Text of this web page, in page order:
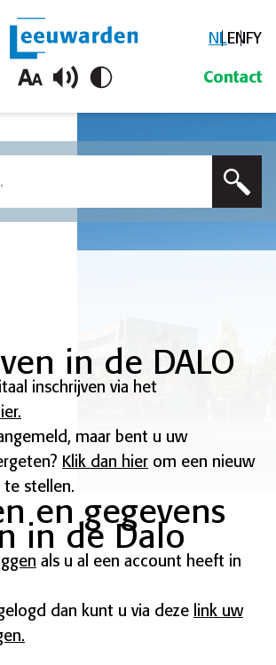
NLENFY
Contact
in de DALO
inschrijven via het
maar bent u uw
Klik dan hier om een nieuw
stellen.
en gegevens
in de Dalo
als u al een account heeft in
dan kunt u via deze link uw